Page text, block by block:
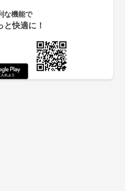
な機能で
と快適に！